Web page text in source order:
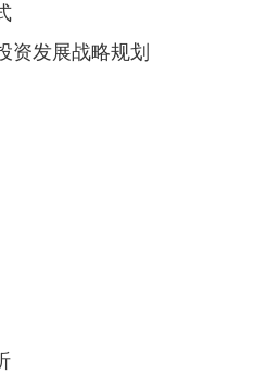
资发展战略规划